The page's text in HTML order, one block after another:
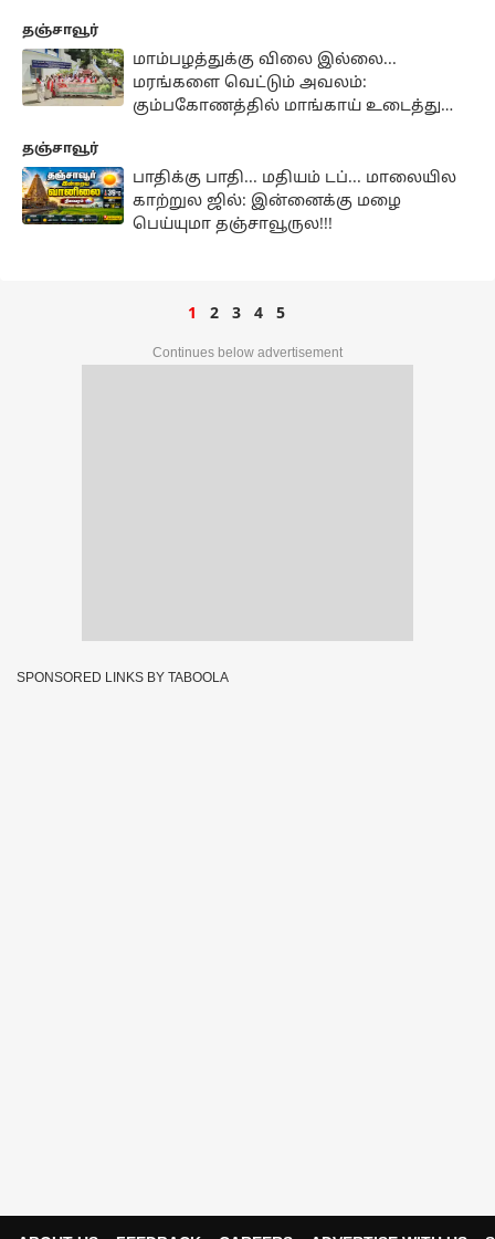
தஞ்சாவூர்
மாம்பழத்துக்கு விலை இல்லை...
மரங்களை வெட்டும் அவலம்:
கும்பகோணத்தில் மாங்காய் உடைத்து
தஞ்சாவூர்
பாதிக்கு பாதி... மதியம் டப்... மாலையில
காற்றுல ஜில்: இன்னைக்கு மழை
பெய்யுமா தஞ்சாவூருல!!!
1 2 3 4 5
Continues below advertisement
SPONSORED LINKS BY TABOOLA